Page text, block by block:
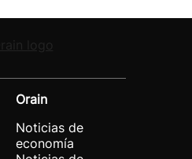
Orain
Noticias de
economía